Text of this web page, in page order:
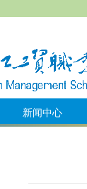
新闻中心